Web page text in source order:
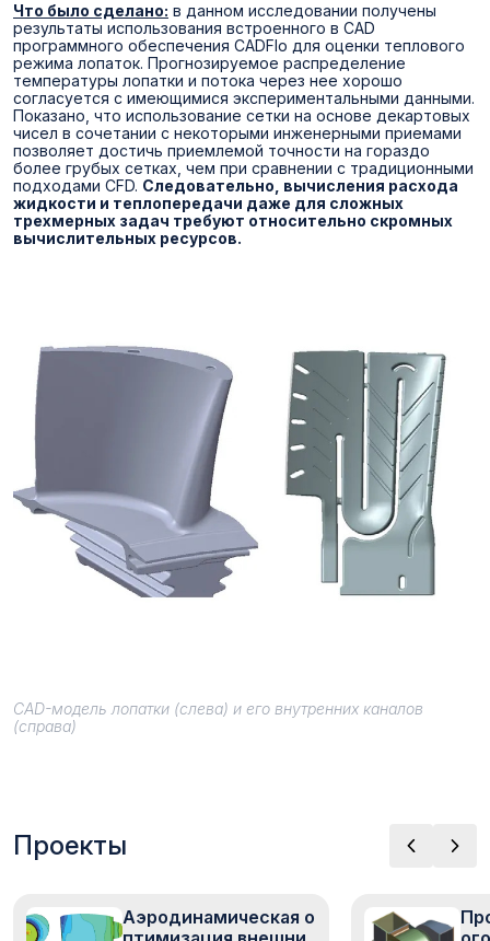
Что было сделано: в данном исследовании получены
результаты использования встроенного в CAD
программного обеспечения CADFlo для оценки теплового
режима лопаток. Прогнозируемое распределение
температуры лопатки и потока через нее хорошо
согласуется с имеющимися экспериментальными данными.
Показано, что использование сетки на основе декартовых
чисел в сочетании с некоторыми инженерными приемами
позволяет достичь приемлемой точности на гораздо
более грубых сетках, чем при сравнении с традиционными
подходами CFD. Следовательно, вычисления расхода
жидкости и теплопередачи даже для сложных
трехмерных задач требуют относительно скромных
вычислительных ресурсов.
CAD-модель лопатки (слева) и его внутренних каналов
(справа)
Проекты
Аэродинамическая о